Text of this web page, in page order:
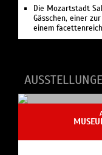
Die Mozartstadt
Gässchen, einer
einem